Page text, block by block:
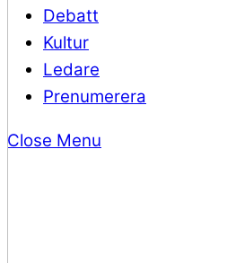
Debatt
Kultur
Ledare
Prenumerera
Close Menu